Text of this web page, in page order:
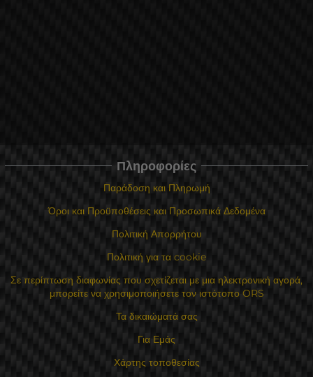
Πληροφορίες
Παράδοση και Πληρωμή
Όροι και Προϋποθέσεις και Προσωπικά Δεδομένα
Πολιτική Απορρήτου
Πολιτική για τα cookie
Σε περίπτωση διαφωνίας που σχετίζεται με μια ηλεκτρονική αγορά,
μπορείτε να χρησιμοποιήσετε τον ιστότοπο ORS
Τα δικαιώματά σας
Για Εμάς
Χάρτης τοποθεσίας